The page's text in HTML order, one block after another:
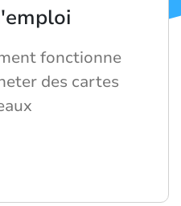
fonctionne
des cartes